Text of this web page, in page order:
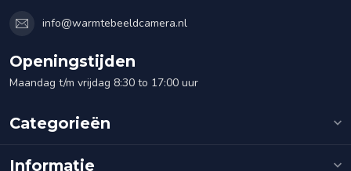
info@warmtebeeldcamera.nl
Openingstijden
Maandag t/m vrijdag 8:30 to 17:00 uur
Categorieën
Informatie